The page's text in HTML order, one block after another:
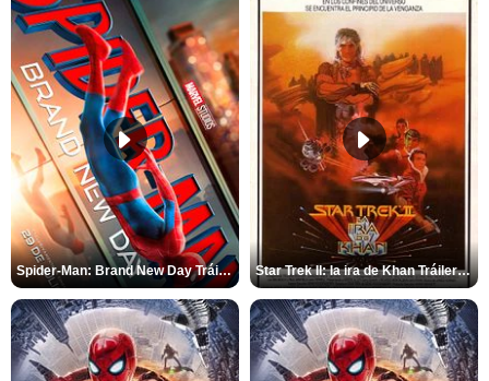
Spider-Man: Brand New Day Tráiler (3) Star Trek II: la ira de Khan Tráiler VO